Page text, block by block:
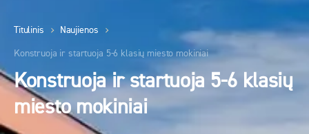
Titulinis Naujienos
Konstruoja ir startuoja 5-6 klasių miesto mokiniai
Konstruoja ir startuoja 5-6 klasių
miesto mokiniai